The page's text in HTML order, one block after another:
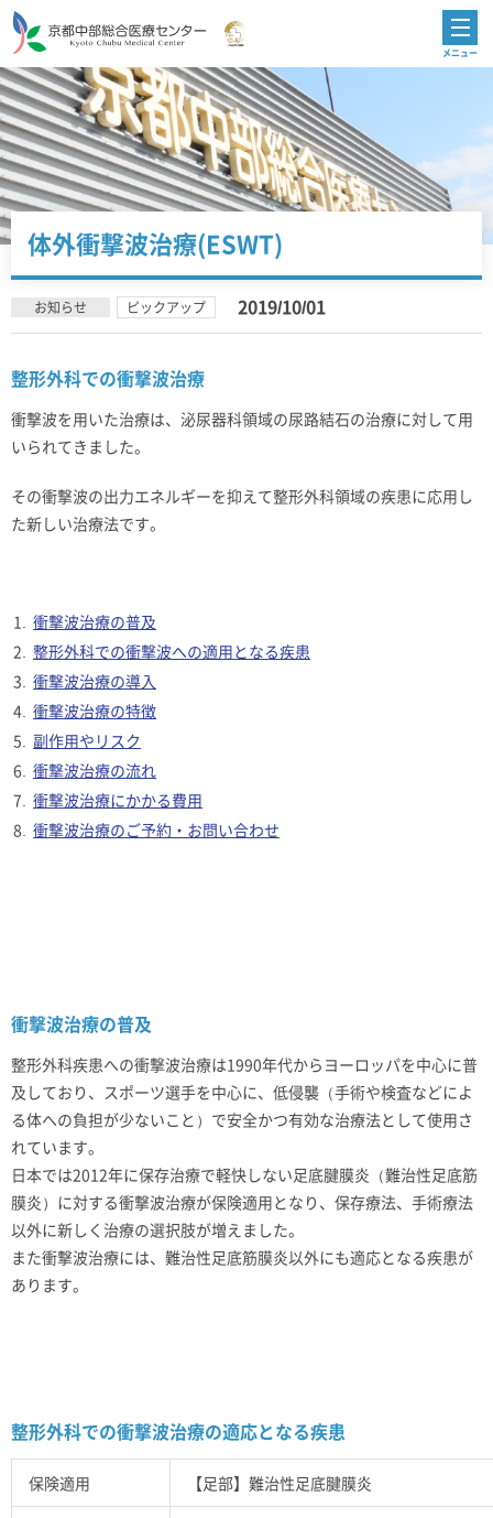
体外衝撃波治療(ESWT)
お知らせ ピックアップ 2019/10/01
整形外科での衝撃波治療
衝撃波を用いた治療は、泌尿器科領域の尿路結石の治療に対して用
いられてきました。
その衝撃波の出力エネルギーを抑えて整形外科領域の疾患に応用し
た新しい治療法です。
衝撃波治療の普及
整形外科での衝撃波への適用となる疾患
衝撃波治療の導入
衝撃波治療の特徴
副作用やリスク
衝撃波治療の流れ
衝撃波治療にかかる費用
衝撃波治療のご予約・お問い合わせ
衝撃波治療の普及
整形外科疾患への衝撃波治療は1990年代からヨーロッパを中心に普
及しており、スポーツ選手を中心に、低侵襲（手術や検査などによ
る体への負担が少ないこと）で安全かつ有効な治療法として使用さ
れています。
日本では2012年に保存治療で軽快しない足底腱膜炎（難治性足底筋
膜炎）に対する衝撃波治療が保険適用となり、保存療法、手術療法
以外に新しく治療の選択肢が増えました。
また衝撃波治療には、難治性足底筋膜炎以外にも適応となる疾患が
あります。
整形外科での衝撃波治療の適応となる疾患
保険適用 【足部】難治性足底腱膜炎